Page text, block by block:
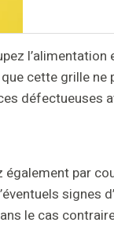
cette grille
défectueuses
par
signes
le cas